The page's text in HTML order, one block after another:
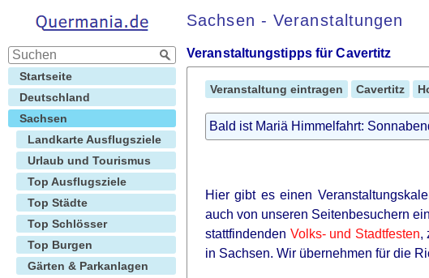
Sachsen - Veranstaltungen
Veranstaltungstipps für Cavertitz
Veranstaltung eintragen Cavertitz
Bald ist Mariä Himmelfahrt:
Hier gibt es einen
auch von unseren Seitenbesuchern
stattfindenden Volks- und Stadtfesten,
in Sachsen. Wir übernehmen für die
Startseite
Deutschland
Sachsen
Landkarte Ausflugsziele
Urlaub und Tourismus
Top Ausflugsziele
Top Städte
Top Schlösser
Top Burgen
Gärten & Parkanlagen